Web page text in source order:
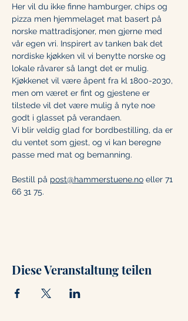
Her vil du ikke finne hamburger, chips og
pizza men hjemmelaget mat basert på
norske mattradisjoner, men gjerne med
vår egen vri. Inspirert av tanken bak det
nordiske kjøkken vil vi benytte norske og
lokale råvarer så langt det er mulig.
Kjøkkenet vil være åpent fra kl 1800-2030,
men om været er fint og gjestene er
tilstede vil det være mulig å nyte noe
godt i glasset på verandaen.
Vi blir veldig glad for bordbestilling, da er
du ventet som gjest, og vi kan beregne
passe med mat og bemanning.
Bestill på post@hammerstuene.no eller 71
66 31 75.
Diese Veranstaltung teilen